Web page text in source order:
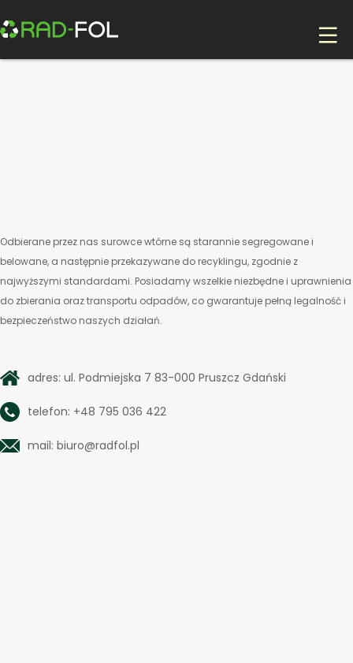
Odbierane przez nas surowce wtórne są starannie segregowane i
belowane, a następnie przekazywane do recyklingu, zgodnie z
najwyższymi standardami. Posiadamy wszelkie niezbędne i uprawnienia
do zbierania oraz transportu odpadów, co gwarantuje pełną legalność i
bezpieczeństwo naszych działań.
adres: ul. Podmiejska 7 83-000 Pruszcz Gdański
telefon: +48 795 036 422
mail: biuro@radfol.pl